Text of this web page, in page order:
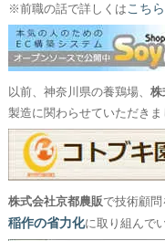
※前職の話で詳しくはこちら
以前、神奈川県の養鶏場、 株
製造に関わらせていただきま
株式会社京都農販で技術顧問
稲作の省力化に取り組んで